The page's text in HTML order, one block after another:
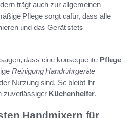
trägt auch zur allgemeinen
Pflege sorgt dafür, dass alle
und das Gerät stets
dass eine konsequente Pflege
Reinigung Handrührgeräte
Nutzung sind. So bleibt Ihr
zuverlässiger Küchenhelfer.
Handmixern für